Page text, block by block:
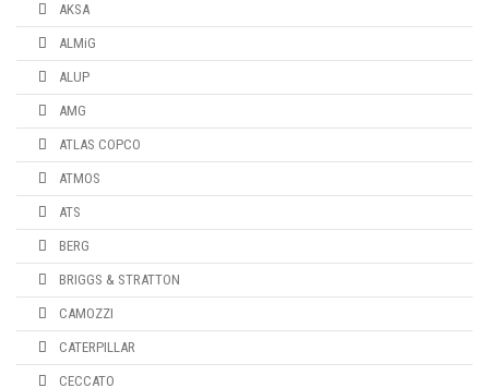
AKSA
ALMiG
ALUP
AMG
ATLAS COPCO
ATMOS
ATS
BERG
BRIGGS & STRATTON
CAMOZZI
CATERPILLAR
CECCATO